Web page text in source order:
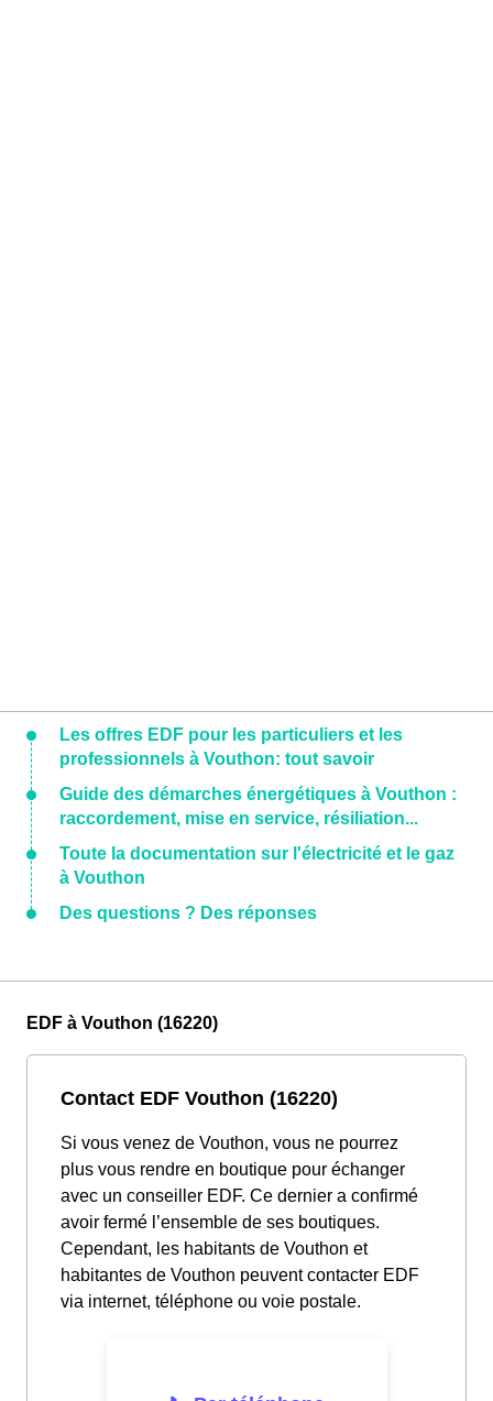
Les offres EDF pour les particuliers et les
professionnels à Vouthon: tout savoir
Guide des démarches énergétiques à Vouthon :
raccordement, mise en service, résiliation...
Toute la documentation sur l'électricité et le gaz
à Vouthon
Des questions ? Des réponses
EDF à Vouthon (16220)
Contact EDF Vouthon (16220)
Si vous venez de Vouthon, vous ne pourrez
plus vous rendre en boutique pour échanger
avec un conseiller EDF. Ce dernier a confirmé
avoir fermé l’ensemble de ses boutiques.
Cependant, les habitants de Vouthon et
habitantes de Vouthon peuvent contacter EDF
via internet, téléphone ou voie postale.